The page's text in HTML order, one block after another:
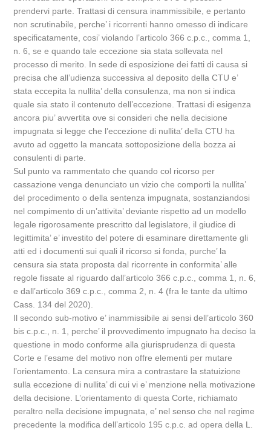
prendervi parte. Trattasi di censura inammissibile, e pertanto
non scrutinabile, perche’ i ricorrenti hanno omesso di indicare
specificatamente, cosi’ violando l’articolo 366 c.p.c., comma 1,
n. 6, se e quando tale eccezione sia stata sollevata nel
processo di merito. In sede di esposizione dei fatti di causa si
precisa che all’udienza successiva al deposito della CTU e’
stata eccepita la nullita’ della consulenza, ma non si indica
quale sia stato il contenuto dell’eccezione. Trattasi di esigenza
ancora piu’ avvertita ove si consideri che nella decisione
impugnata si legge che l’eccezione di nullita’ della CTU ha
avuto ad oggetto la mancata sottoposizione della bozza ai
consulenti di parte.
Sul punto va rammentato che quando col ricorso per
cassazione venga denunciato un vizio che comporti la nullita’
del procedimento o della sentenza impugnata, sostanziandosi
nel compimento di un’attivita’ deviante rispetto ad un modello
legale rigorosamente prescritto dal legislatore, il giudice di
legittimita’ e’ investito del potere di esaminare direttamente gli
atti ed i documenti sui quali il ricorso si fonda, purche’ la
censura sia stata proposta dal ricorrente in conformita’ alle
regole fissate al riguardo dall’articolo 366 c.p.c., comma 1, n. 6,
e dall’articolo 369 c.p.c., comma 2, n. 4 (fra le tante da ultimo
Cass. 134 del 2020).
Il secondo sub-motivo e’ inammissibile ai sensi dell’articolo 360
bis c.p.c., n. 1, perche’ il provvedimento impugnato ha deciso la
questione in modo conforme alla giurisprudenza di questa
Corte e l’esame del motivo non offre elementi per mutare
l’orientamento. La censura mira a contrastare la statuizione
sulla eccezione di nullita’ di cui vi e’ menzione nella motivazione
della decisione. L’orientamento di questa Corte, richiamato
peraltro nella decisione impugnata, e’ nel senso che nel regime
precedente la modifica dell’articolo 195 c.p.c. ad opera della L.